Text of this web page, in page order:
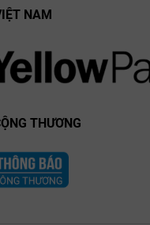
Comté hoặc phô mai dê
– với sự cân bằng giữa
độ sâu tinh tế. Chai rượu này
những bữa ăn sang trọng
NAM
THƯƠNG